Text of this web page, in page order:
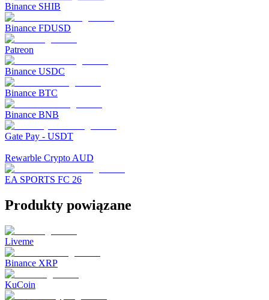
Binance SHIB
Binance FDUSD
Patreon
Binance USDC
Binance BTC
Binance BNB
Gate Pay - USDT
Rewarble Crypto AUD
EA SPORTS FC 26
Produkty powiązane
Liveme
Binance XRP
KuCoin